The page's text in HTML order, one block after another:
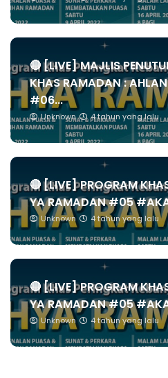
🔴 [LIVE] MAJLIS
KHAS RAMADAN :
#06...
Unknown 4 tahun yang lalu
🔴 [LIVE] PROGRAM
YA RAMADAN #05
Unknown 4 tahun yang lalu
🔴 [LIVE] PROGRAM
YA RAMADAN #05
Unknown 4 tahun yang lalu